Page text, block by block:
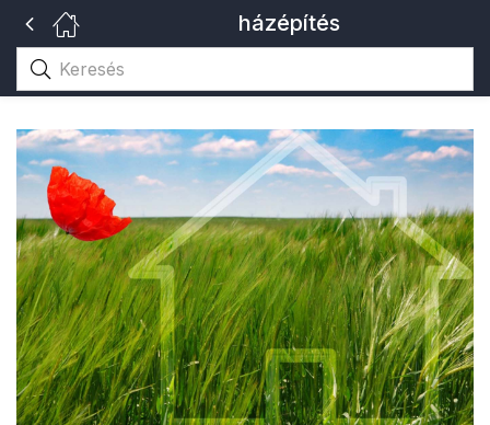
házépítés